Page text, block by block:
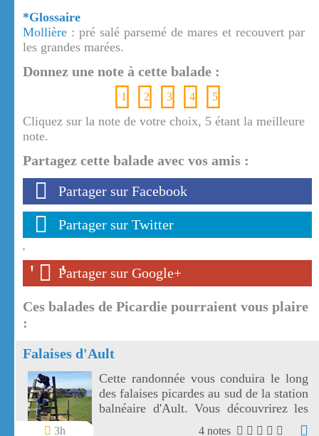
*Glossaire
Mollière : pré salé parsemé de mares et recouvert par
les grandes marées.
Donnez une note à cette balade :
1 2 3 4 5
Cliquez sur la note de votre choix, 5 étant la meilleure
note.
Partagez cette balade avec vos amis :
Partager sur Facebook
Partager sur Twitter
'
' '
Partager sur Google+
Ces balades de Picardie pourraient vous plaire
:
Falaises d'Ault
3h
Cette randonnée vous conduira le long
des falaises picardes au sud de la station
balnéaire d'Ault. Vous découvrirez les
falaises de craie blanche vues d'en haut
4 notes